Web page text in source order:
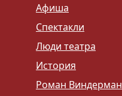
Афиша
Спектакли
Люди театра
История
Роман Виндерман